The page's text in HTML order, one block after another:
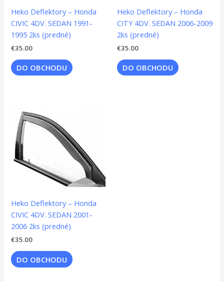
Heko Deflektory – Honda
CIVIC 4DV. SEDAN 1991-
1995 2ks (predné)
€35.00
DO OBCHODU
Heko Deflektory – Honda
CITY 4DV. SEDAN 2006-2009
2ks (predné)
€35.00
DO OBCHODU
Heko Deflektory – Honda
CIVIC 4DV. SEDAN 2001-
2006 2ks (predné)
€35.00
DO OBCHODU